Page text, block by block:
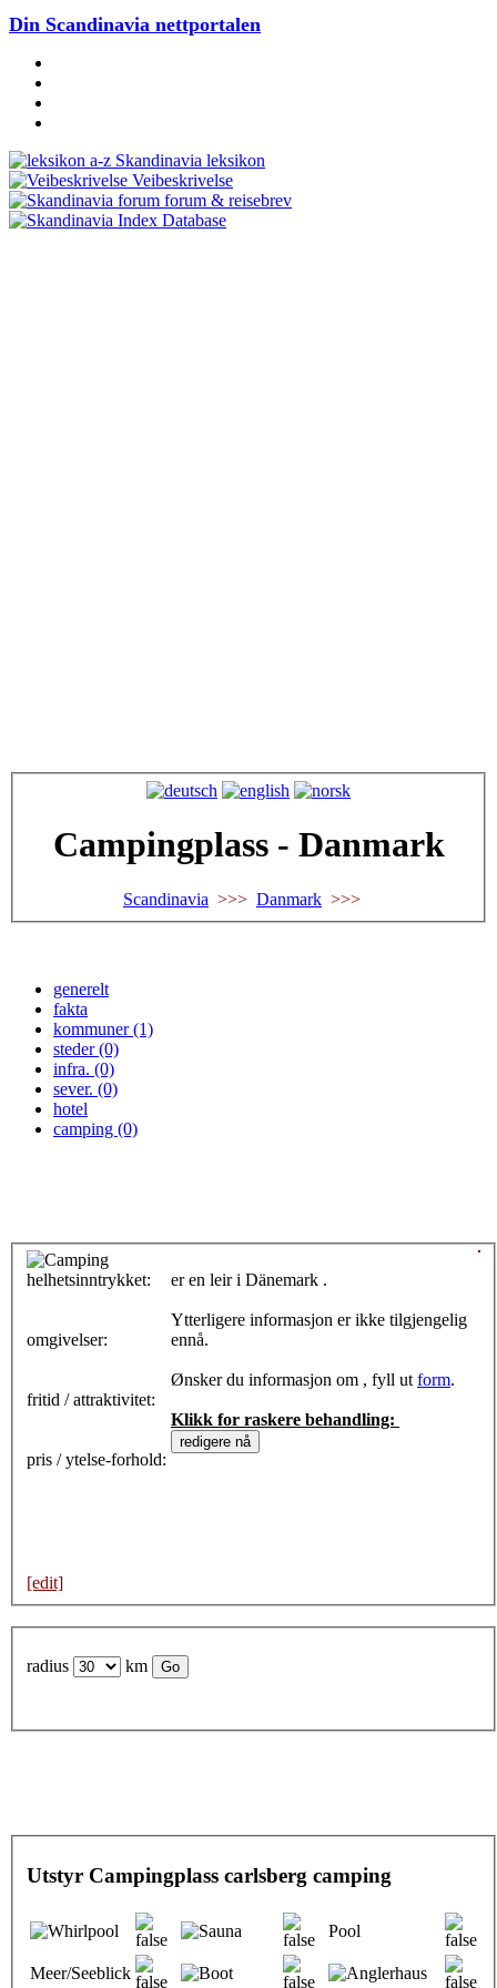
Din Scandinavia nettportalen
Skandinavia leksikon
Veibeskrivelse
forum & reisebrev
Database
Campingplass - Danmark
Scandinavia >>> Danmark
generelt
fakta
kommuner (1)
steder (0)
infra. (0)
sever. (0)
hotel
camping (0)
helhetsinntrykket:
omgivelser:
fritid / attraktivitet:
pris / ytelse-forhold:
er en leir i Dänemark .
Ytterligere informasjon er ikke tilgjengelig
ennå.
Ønsker du informasjon om , fyll ut form.
Klikk for raskere behandling:
[edit]
radius km
Utstyr Campingplass carlsberg camping
Pool
Meer/Seeblick